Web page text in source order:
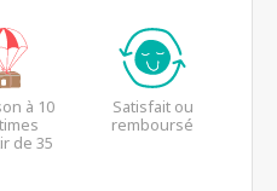
à 10
de 35
Satisfait ou
remboursé